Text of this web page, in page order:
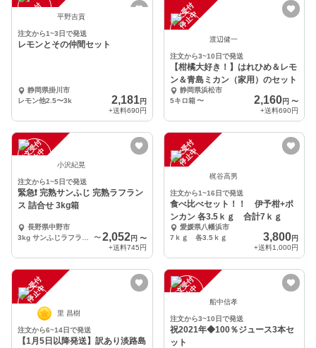
注
文
受
付
停
止 平野吉貢
注文から1~3日で発送
レモンとその仲間セット
静岡県掛川市
レモン他2.5〜3k
2,181円
+送料690円
注
文
受
付
停
止
中
渡辺健一
注文から3~10日で発送
【柑橘大好き！】はれひめ＆レモ
ン＆青島ミカン（家用）のセット
静岡県浜松市
5キロ箱 〜 2,160円 〜
+送料690円
注
文
受
付
停
止
中 小沢紀晃
注文から1~5日で発送
緊急❗️ 完熟サンふじ 完熟ラフラン
ス 詰合せ 3kg箱
長野県中野市
〜 2,052円 〜
+送料745円
注
文
受
付
停
止
中
梶谷高男
注文から1~16日で発送
食べ比べセット！！ 伊予柑+ポ
ンカン 各3.5ｋｇ 合計7ｋｇ
愛媛県八幡浜市
7ｋｇ 各3.5ｋｇ
3,800円
+送料1,000円
注
文
受
付
停
止
中
里 昌樹
注文から6~14日で発送
【1月5日以降発送】訳あり淡路島
注
文
受
付
停
止
中 船中信孝
注文から3~10日で発送
祝2021年◆100％ジュース3本セ
ット